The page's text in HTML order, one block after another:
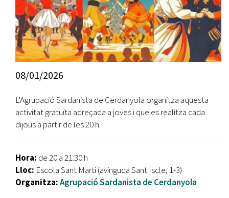
08/01/2026
L'Agrupació Sardanista de Cerdanyola organitza aquesta
activitat gratuïta adreçada a joves i que es realitza cada
dijous a partir de les 20 h.
Hora: de 20 a 21:30 h
Lloc: Escola Sant Martí (avinguda Sant Iscle, 1-3)
Organitza:Agrupació Sardanista de Cerdanyola